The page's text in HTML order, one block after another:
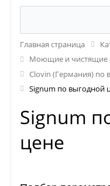
Главная страница
Моющие и чистящие
Clovin (Германия) по
Signum по выгодной
Signum
цене